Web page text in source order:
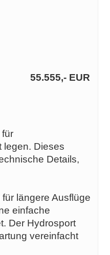
55.555,- EUR
legen. Dieses
Details,
längere Ausflüge
einfache
Der Hydrosport
vereinfacht